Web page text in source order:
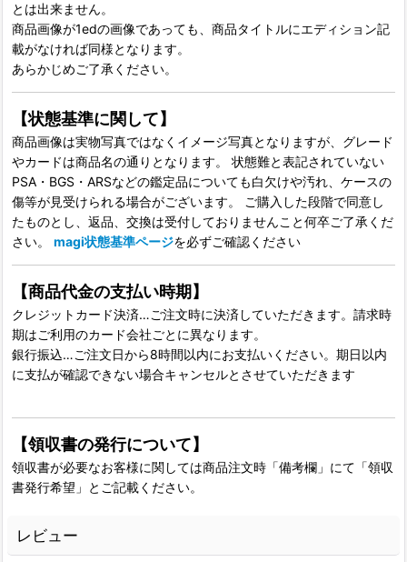
とは出来ません。
商品画像が1edの画像であっても、商品タイトルにエディション記
載がなければ同様となります。
あらかじめご了承ください。
【状態基準に関して】
商品画像は実物写真ではなくイメージ写真となりますが、グレード
やカードは商品名の通りとなります。 状態難と表記されていない
PSA・BGS・ARSなどの鑑定品についても白欠けや汚れ、ケースの
傷等が見受けられる場合がございます。 ご購入した段階で同意し
たものとし、返品、交換は受付しておりませんこと何卒ご了承くだ
さい。 magi状態基準ページを必ずご確認ください
【商品代金の支払い時期】
クレジットカード決済…ご注文時に決済していただきます。請求時
期はご利用のカード会社ごとに異なります。
銀行振込…ご注文日から8時間以内にお支払いください。期日以内
に支払が確認できない場合キャンセルとさせていただきます
【領収書の発行について】
領収書が必要なお客様に関しては商品注文時「備考欄」にて「領収
書発行希望」とご記載ください。
レビュー